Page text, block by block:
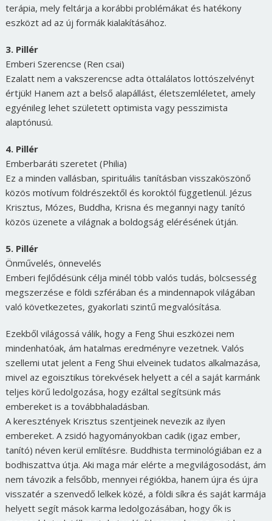
terápia, mely feltárja a korábbi problémákat és hatékony
eszközt ad az új formák kialakításához.
3. Pillér
Emberi Szerencse (Ren csai)
Ezalatt nem a vakszerencse adta öttalálatos lottószelvényt
értjük! Hanem azt a belső alapállást, életszemléletet, amely
egyénileg lehet született optimista vagy pesszimista
alaptónusú.
4. Pillér
Emberbaráti szeretet (Philia)
Ez a minden vallásban, spirituális tanításban visszaköszönő
közös motívum földrészektől és koroktól függetlenül. Jézus
Krisztus, Mózes, Buddha, Krisna és megannyi nagy tanító
közös üzenete a világnak a boldogság elérésének útján.
5. Pillér
Önművelés, önnevelés
Emberi fejlődésünk célja minél több valós tudás, bölcsesség
megszerzése e földi szférában és a mindennapok világában
való következetes, gyakorlati szintű megvalósítása.
Ezekből világossá válik, hogy a Feng Shui eszközei nem
mindenhatóak, ám hatalmas eredményre vezetnek. Valós
szellemi utat jelent a Feng Shui elveinek tudatos alkalmazása,
mivel az egoisztikus törekvések helyett a cél a saját karmánk
teljes körű ledolgozása, hogy ezáltal segítsünk más
embereket is a továbbhaladásban.
A keresztények Krisztus szentjeinek nevezik az ilyen
embereket. A zsidó hagyományokban cadik (igaz ember,
tanító) néven kerül említésre. Buddhista terminológiában ez a
bodhiszattva útja. Aki maga már elérte a megvilágosodást, ám
nem távozik a felsőbb, mennyei régiókba, hanem újra és újra
visszatér a szenvedő lelkek közé, a földi síkra és saját karmája
helyett segít mások karma ledolgozásában, hogy ők is